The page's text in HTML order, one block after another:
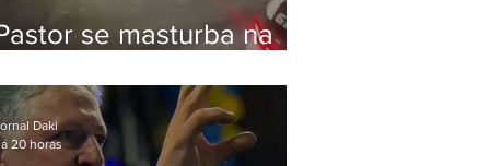
se masturba na
na Zona Oeste
Daki
20 horas